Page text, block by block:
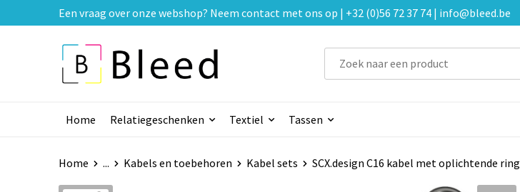
Een vraag over onze webshop? Neem contact met ons op | +32 (0)56 72 37 74 | info@bleed.be
Home Relatiegeschenken Textiel Tassen
Home ... Kabels en toebehoren Kabel sets SCX.design C16 kabel met oplichtende ring